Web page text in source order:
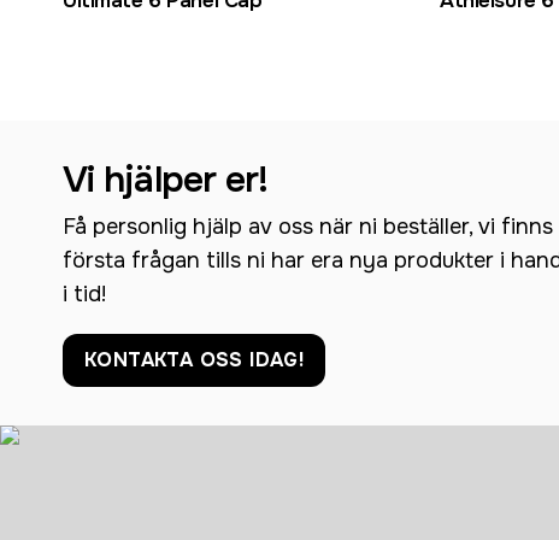
Vi hjälper er!
Få personlig hjälp av oss när ni beställer, vi
första frågan tills ni har era nya produkter i
i tid!
KONTAKTA OSS IDAG!